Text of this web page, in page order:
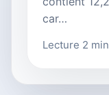
car…
Lecture 2 min